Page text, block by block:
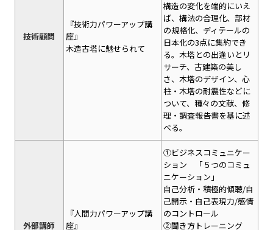
技術顧問
『技術力パワーアップ講
座』
木造古塔に魅せられて
構造の変化を端的にいえ
ば、構法の合理化、部材
の規格化、ディテールの
日本化の3点に集約でき
る。木塔との出逢いとリ
サーチ、古建築の美し
さ、木塔のデザイン、心
柱・木塔の耐震性などに
ついて、種々の文献、修
理・調査報告書を基に述
べる。
外部講師
『人間力パワーアップ講
座』
①ビジネスコミュニケー
ション 「５つのコミュ
ニケーション」
自己分析・積極的傾聴/自
己開示・自己表現力/感情
のコントロール
②聞き方トレーニング